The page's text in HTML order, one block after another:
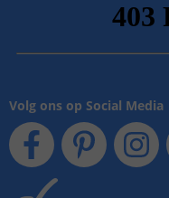
Volg ons op Social Media